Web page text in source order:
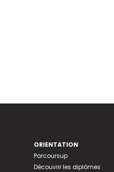
ORIENTATION
Parcoursup
Découvrir les diplômes